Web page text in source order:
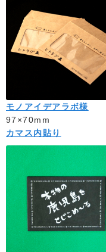
モノアイデアラボ様
97×70mm
カマス内貼り